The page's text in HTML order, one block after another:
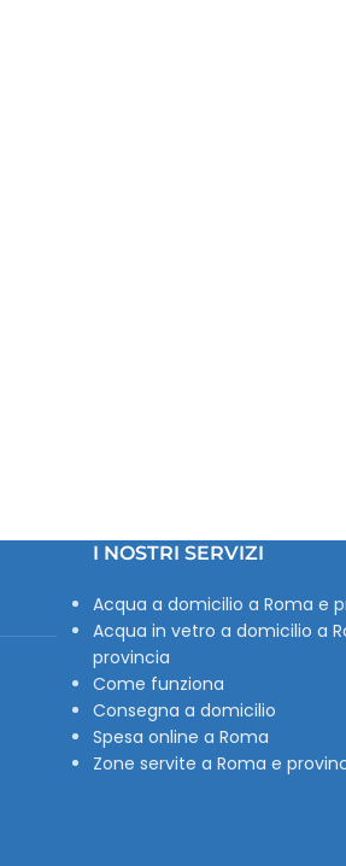
I NOSTRI SERVIZI
Acqua a domicilio a Roma e
Acqua in vetro a domicilio a
provincia
Come funziona
Consegna a domicilio
Spesa online a Roma
Zone servite a Roma e